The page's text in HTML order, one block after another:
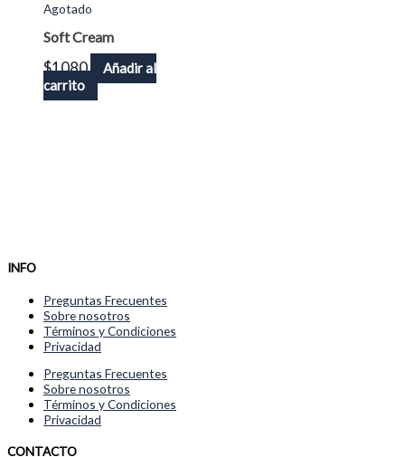
Agotado
Soft Cream
$1080
Añadir al
carrito
INFO
Preguntas Frecuentes
Sobre nosotros
Términos y Condiciones
Privacidad
Preguntas Frecuentes
Sobre nosotros
Términos y Condiciones
Privacidad
CONTACTO